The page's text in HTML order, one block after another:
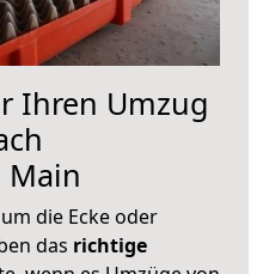
Ihren Umzug
Main
die Ecke oder
das richtige